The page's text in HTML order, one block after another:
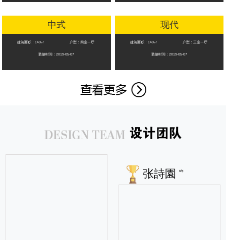
中式
建筑面积：140㎡ 户型：四室一厅
装修时间：2019-05-07
现代
建筑面积：140㎡ 户型：三室一厅
装修时间：2019-05-07
张詩園 6年